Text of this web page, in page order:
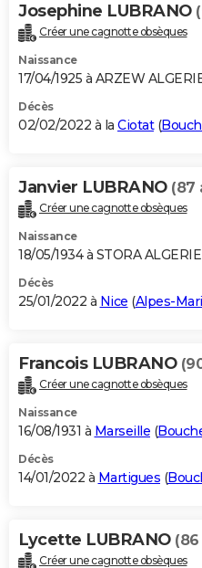
Josephine LUBRANO
Créer une cagnotte obsèques
Naissance
17/04/1925 à ARZEW
Décès
02/02/2022 à la Ciotat(
Janvier LUBRANO (87
Créer une cagnotte obsèques
Naissance
18/05/1934 à STORA ALGERIE
Décès
25/01/2022 à Nice (Alpes-
Francois LUBRANO
Créer une cagnotte obsèques
Naissance
16/08/1931 à Marseille (
Décès
14/01/2022 à Martigues (
Lycette LUBRANO (86
Créer une cagnotte obsèques